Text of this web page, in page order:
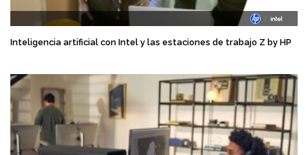
Inteligencia artificial con Intel y las estaciones de trabajo Z by HP